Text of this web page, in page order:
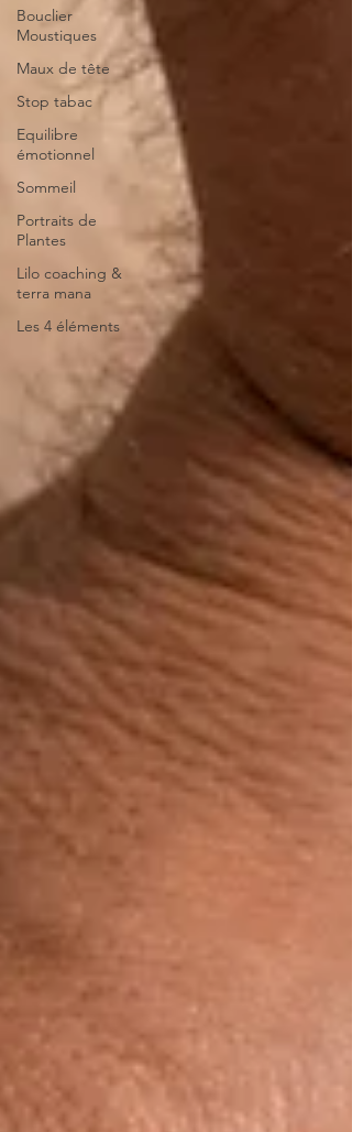
Bouclier
Moustiques
Maux de tête
Stop tabac
Equilibre
émotionnel
Sommeil
Portraits de
Plantes
Lilo coaching &
terra mana
Les 4 éléments